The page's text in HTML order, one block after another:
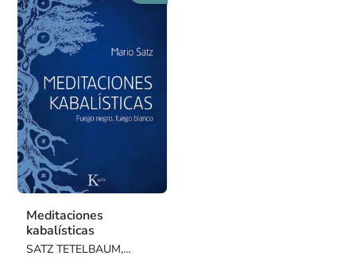
Meditaciones
kabalísticas
SATZ TETELBAUM,